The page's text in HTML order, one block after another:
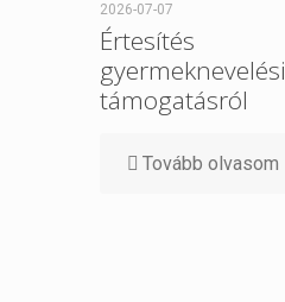
2026-07-07
Értesítés
gyermeknevelési
támogatásról
Tovább olvasom